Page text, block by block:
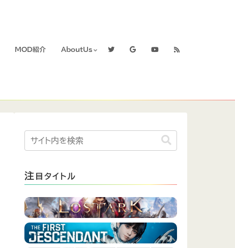
MOD紹介 AboutUs
注 目タイトル